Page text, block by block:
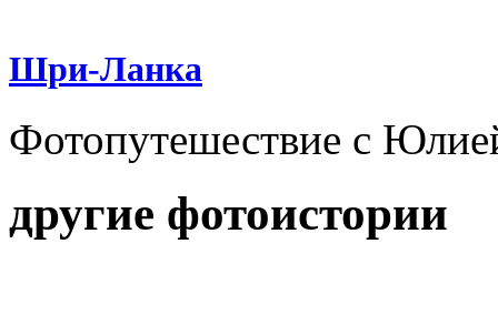
Шри-Ланка
Фотопутешествие с
другие фотоистории